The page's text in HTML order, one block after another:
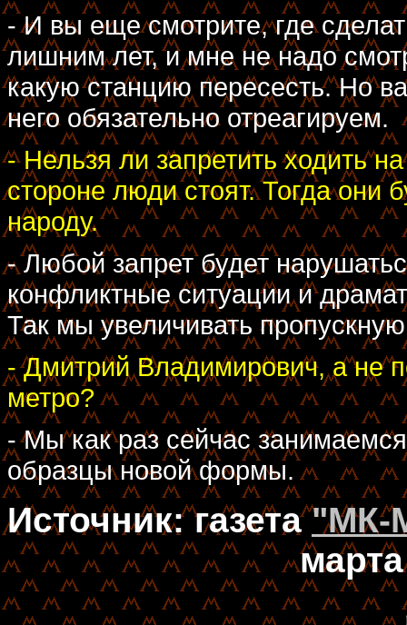
- И вы еще смотрите, где
лишним лет, и мне не надо
какую станцию пересесть. Но
него обязательно отреагируем.
- Нельзя ли запретить ходить
стороне люди стоят. Тогда они
народу.
- Любой запрет будет
конфликтные ситуации и
Так мы увеличивать
- Дмитрий Владимирович, а не
метро?
- Мы как раз сейчас
образцы новой формы.
Источник: газета"МК-